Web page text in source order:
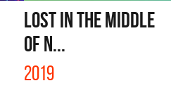
LOST IN THE MIDDLE
OF N...
2019